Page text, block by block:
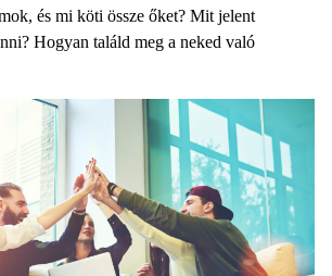
és mi köti össze őket? Mit jelent
Hogyan találd meg a neked való